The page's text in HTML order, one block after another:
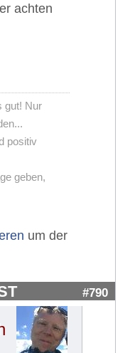
achten
gut! Nur
positiv
geben,
um der
#790